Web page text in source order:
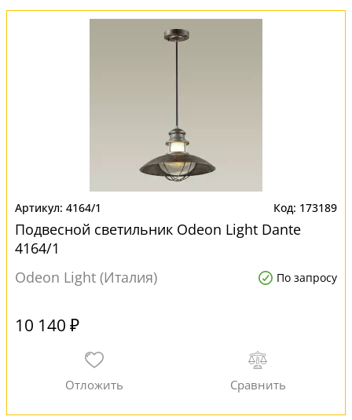
4164/1 173189
Подвесной светильник Odeon Light Dante
4164/1
Odeon Light (Италия)
По запросу
10 140 ₽